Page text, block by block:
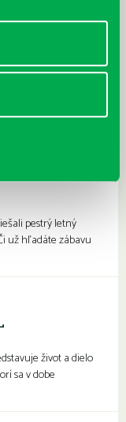
knižnici
24,Vyšehradská 27
spája skvelé knihy s
a rodinných
pestrý letný
už hľadáte zábavu
život a dielo
sa v dobe